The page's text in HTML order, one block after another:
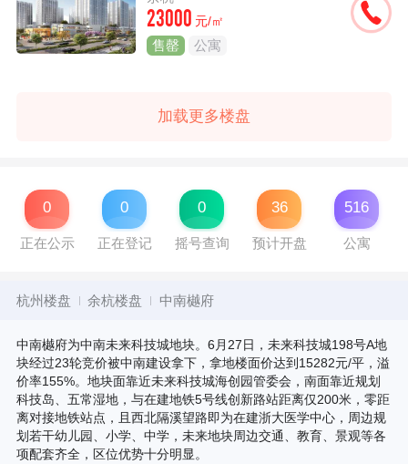
23000 元/㎡
售罄 公寓
加载更多楼盘
0
正在公示
0
正在登记
0
摇号查询
36
预计开盘
516
公寓
杭州楼盘 余杭楼盘 中南樾府
中南樾府为中南未来科技城地块。6月27日，未来科技城198号A地
块经过23轮竞价被中南建设拿下，拿地楼面价达到15282元/平，溢
价率155%。地块面靠近未来科技城海创园管委会，南面靠近规划
科技岛、五常湿地，与在建地铁5号线创新路站距离仅200米，零距
离对接地铁站点，且西北隔溪望路即为在建浙大医学中心，周边规
划若干幼儿园、小学、中学，未来地块周边交通、教育、景观等各
项配套齐全，区位优势十分明显。